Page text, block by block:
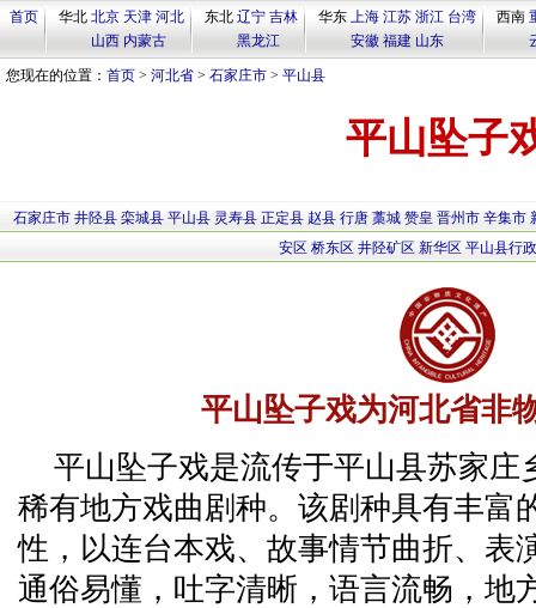
首页 华北 北京 天津 河北
山西 内蒙古
东北 辽宁 吉林
黑龙江
华东 上海 江苏 浙江 台湾
安徽 福建 山东
西南
您现在的位置： 首页 > 河北省 > 石家庄市 > 平山县
平山坠子
石家庄市 井陉县 栾城县 平山县 灵寿县 正定县 赵县 行唐 藁城 赞皇 晋州市 辛集市
安区 桥东区 井陉矿区 新华区 平山县行
平山坠子戏为河北省非
平山坠子戏是流传于平山县苏家庄
稀有地方戏曲剧种。该剧种具有丰富
性，以连台本戏、故事情节曲折、表
通俗易懂，吐字清晰，语言流畅，地